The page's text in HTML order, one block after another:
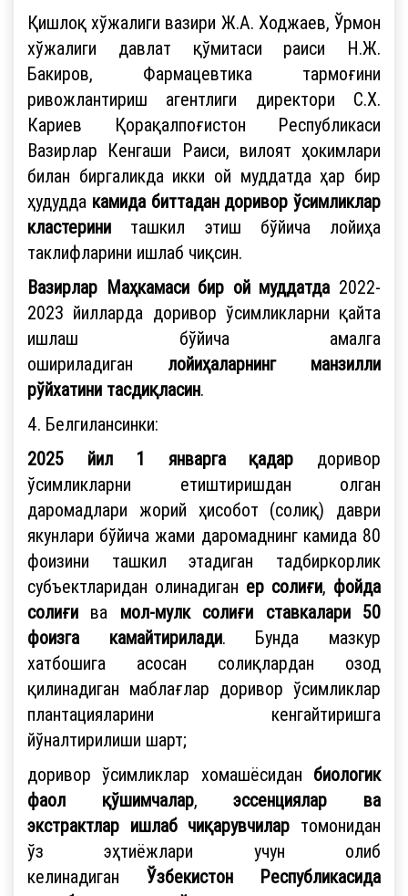
Қишлоқ хўжалиги вазири Ж.А. Ходжаев, Ўрмон
хўжалиги давлат қўмитаси раиси Н.Ж.
Бакиров, Фармацевтика тармоғини
ривожлантириш агентлиги директори С.Х.
Кариев Қорақалпоғистон Республикаси
Вазирлар Кенгаши Раиси, вилоят ҳокимлари
билан биргаликда икки ой муддатда ҳар бир
ҳудудда камида биттадан доривор ўсимликлар
кластерини ташкил этиш бўйича лойиҳа
таклифларини ишлаб чиқсин.
Вазирлар Маҳкамаси бир ой муддатда2022-
2023 йилларда доривор ўсимликларни қайта
ишлаш бўйича амалга
ошириладиган лойиҳаларнинг манзилли
рўйхатини тасдиқласин.
4. Белгилансинки:
2025 йил 1 январга қадар доривор
ўсимликларни етиштиришдан олган
даромадлари жорий ҳисобот (солиқ) даври
якунлари бўйича жами даромаднинг камида 80
фоизини ташкил этадиган тадбиркорлик
субъектларидан олинадиган ер солиғи, фойда
солиғи ва мол-мулк солиғи ставкалари 50
фоизга камайтирилади. Бунда мазкур
хатбошига асосан солиқлардан озод
қилинадиган маблағлар доривор ўсимликлар
плантацияларини кенгайтиришга
йўналтирилиши шарт;
доривор ўсимликлар хомашёсидан биологик
фаол қўшимчалар,эссенциялар ва
экстрактлар ишлаб чиқарувчилар томонидан
ўз эҳтиёжлари учун олиб
келинадиган Ўзбекистон Республикасида